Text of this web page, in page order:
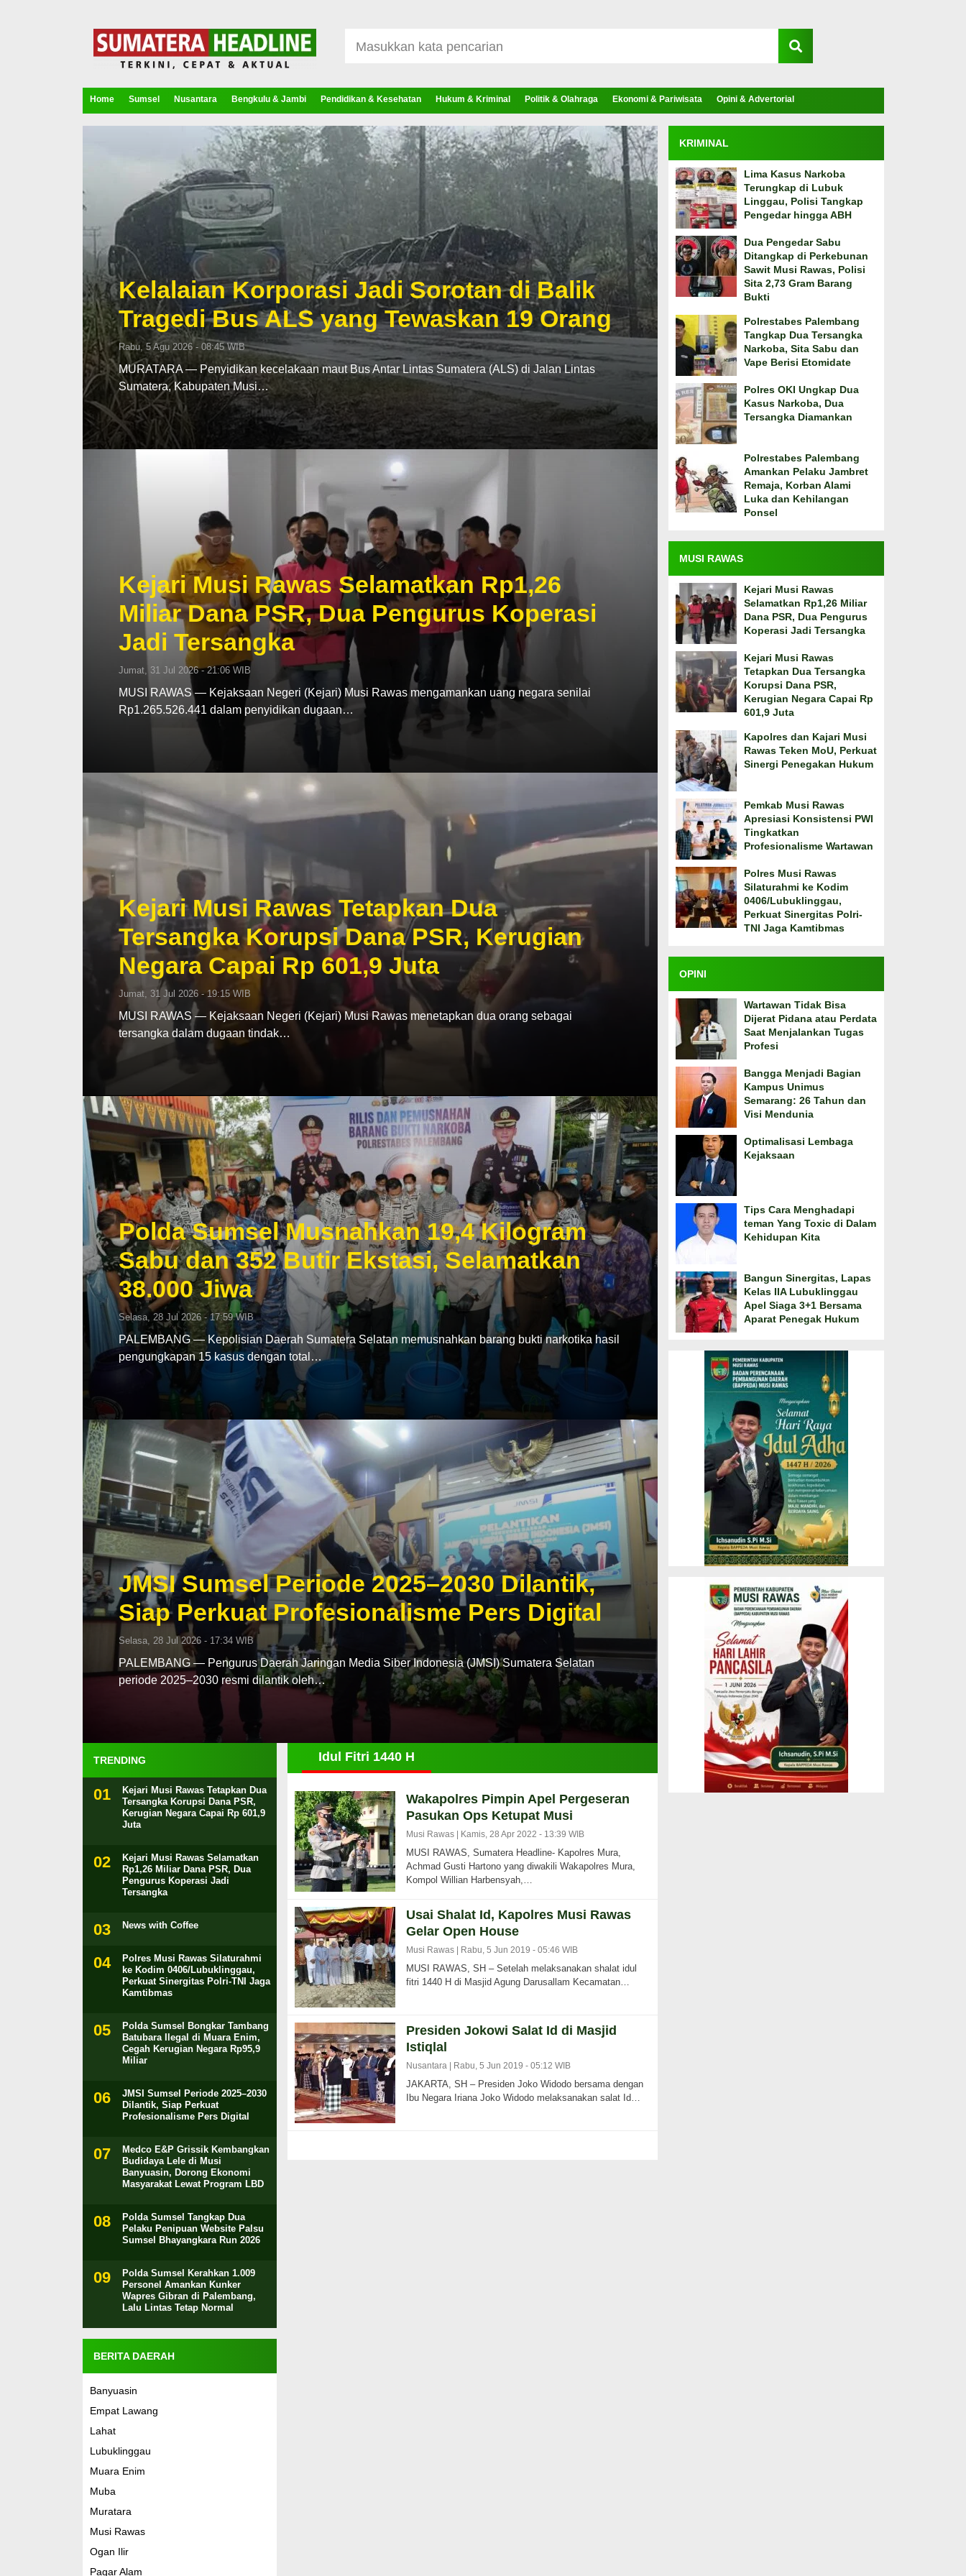
Home Sumsel Nusantara Bengkulu & Jambi Pendidikan & Kesehatan Hukum & Kriminal Politik & Olahraga Ekonomi & Pariwisata Opini & Advertorial
Kelalaian Korporasi Jadi Sorotan di Balik
Tragedi Bus ALS yang Tewaskan 19 Orang
Rabu, 5 Agu 2026 - 08:45 WIB
MURATARA — Penyidikan kecelakaan maut Bus Antar Lintas Sumatera (ALS) di Jalan Lintas
Sumatera, Kabupaten Musi…
Kejari Musi Rawas Selamatkan Rp1,26
Miliar Dana PSR, Dua Pengurus Koperasi
Jadi Tersangka
Jumat, 31 Jul 2026 - 21:06 WIB
MUSI RAWAS — Kejaksaan Negeri (Kejari) Musi Rawas mengamankan uang negara senilai
Rp1.265.526.441 dalam penyidikan dugaan…
Kejari Musi Rawas Tetapkan Dua
Tersangka Korupsi Dana PSR, Kerugian
Negara Capai Rp 601,9 Juta
Jumat, 31 Jul 2026 - 19:15 WIB
MUSI RAWAS — Kejaksaan Negeri (Kejari) Musi Rawas menetapkan dua orang sebagai
tersangka dalam dugaan tindak…
Polda Sumsel Musnahkan 19,4 Kilogram
Sabu dan 352 Butir Ekstasi, Selamatkan
38.000 Jiwa
Selasa, 28 Jul 2026 - 17:59 WIB
PALEMBANG — Kepolisian Daerah Sumatera Selatan memusnahkan barang bukti narkotika hasil
pengungkapan 15 kasus dengan total…
JMSI Sumsel Periode 2025–2030 Dilantik,
Siap Perkuat Profesionalisme Pers Digital
Selasa, 28 Jul 2026 - 17:34 WIB
PALEMBANG — Pengurus Daerah Jaringan Media Siber Indonesia (JMSI) Sumatera Selatan
periode 2025–2030 resmi dilantik oleh…
TRENDING
Kejari Musi Rawas Tetapkan Dua
Tersangka Korupsi Dana PSR,
Kerugian Negara Capai Rp 601,9
Juta
Kejari Musi Rawas Selamatkan
Rp1,26 Miliar Dana PSR, Dua
Pengurus Koperasi Jadi
Tersangka
News with Coffee
Polres Musi Rawas Silaturahmi
ke Kodim 0406/Lubuklinggau,
Perkuat Sinergitas Polri-TNI Jaga
Kamtibmas
Polda Sumsel Bongkar Tambang
Batubara Ilegal di Muara Enim,
Cegah Kerugian Negara Rp95,9
Miliar
JMSI Sumsel Periode 2025–2030
Dilantik, Siap Perkuat
Profesionalisme Pers Digital
Medco E&P Grissik Kembangkan
Budidaya Lele di Musi
Banyuasin, Dorong Ekonomi
Masyarakat Lewat Program LBD
Polda Sumsel Tangkap Dua
Pelaku Penipuan Website Palsu
Sumsel Bhayangkara Run 2026
Polda Sumsel Kerahkan 1.009
Personel Amankan Kunker
Wapres Gibran di Palembang,
Lalu Lintas Tetap Normal
BERITA DAERAH
Banyuasin
Empat Lawang
Lahat
Lubuklinggau
Muara Enim
Muba
Muratara
Musi Rawas
Ogan Ilir
Pagar Alam
Idul Fitri 1440 H
Wakapolres Pimpin Apel Pergeseran
Pasukan Ops Ketupat Musi
Musi Rawas | Kamis, 28 Apr 2022 - 13:39 WIB
MUSI RAWAS, Sumatera Headline- Kapolres Mura,
Achmad Gusti Hartono yang diwakili Wakapolres Mura,
Kompol Willian Harbensyah,…
Usai Shalat Id, Kapolres Musi Rawas
Gelar Open House
Musi Rawas | Rabu, 5 Jun 2019 - 05:46 WIB
MUSI RAWAS, SH – Setelah melaksanakan shalat idul
fitri 1440 H di Masjid Agung Darusallam Kecamatan…
Presiden Jokowi Salat Id di Masjid
Istiqlal
Nusantara | Rabu, 5 Jun 2019 - 05:12 WIB
JAKARTA, SH – Presiden Joko Widodo bersama dengan
Ibu Negara Iriana Joko Widodo melaksanakan salat Id…
KRIMINAL
Lima Kasus Narkoba
Terungkap di Lubuk
Linggau, Polisi Tangkap
Pengedar hingga ABH
Dua Pengedar Sabu
Ditangkap di Perkebunan
Sawit Musi Rawas, Polisi
Sita 2,73 Gram Barang
Bukti
Polrestabes Palembang
Tangkap Dua Tersangka
Narkoba, Sita Sabu dan
Vape Berisi Etomidate
Polres OKI Ungkap Dua
Kasus Narkoba, Dua
Tersangka Diamankan
Polrestabes Palembang
Amankan Pelaku Jambret
Remaja, Korban Alami
Luka dan Kehilangan
Ponsel
MUSI RAWAS
Kejari Musi Rawas
Selamatkan Rp1,26 Miliar
Dana PSR, Dua Pengurus
Koperasi Jadi Tersangka
Kejari Musi Rawas
Tetapkan Dua Tersangka
Korupsi Dana PSR,
Kerugian Negara Capai Rp
601,9 Juta
Kapolres dan Kajari Musi
Rawas Teken MoU, Perkuat
Sinergi Penegakan Hukum
Pemkab Musi Rawas
Apresiasi Konsistensi PWI
Tingkatkan
Profesionalisme Wartawan
Polres Musi Rawas
Silaturahmi ke Kodim
0406/Lubuklinggau,
Perkuat Sinergitas Polri-
TNI Jaga Kamtibmas
OPINI
Wartawan Tidak Bisa
Dijerat Pidana atau Perdata
Saat Menjalankan Tugas
Profesi
Bangga Menjadi Bagian
Kampus Unimus
Semarang: 26 Tahun dan
Visi Mendunia
Optimalisasi Lembaga
Kejaksaan
Tips Cara Menghadapi
teman Yang Toxic di Dalam
Kehidupan Kita
Bangun Sinergitas, Lapas
Kelas IIA Lubuklinggau
Apel Siaga 3+1 Bersama
Aparat Penegak Hukum